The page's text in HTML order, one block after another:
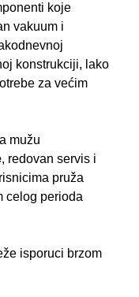
koje
vakuum i
konstrukciji, lako
za većim
mužu
, redovan servis i
pruža
celog perioda
isporuci brzom